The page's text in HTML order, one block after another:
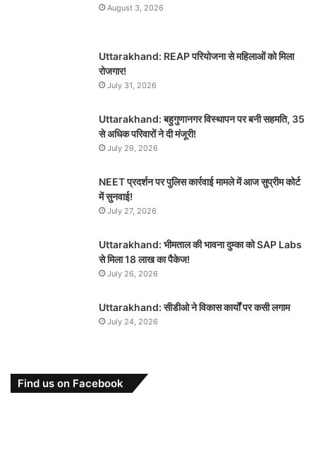
August 3, 2026
Uttarakhand: REAP परियोजना से महिलाओं को मिला
रोजगार!
July 31, 2026
Uttarakhand: बहुगुणानगर विस्थापन पर बनी सहमति, 35
से अधिक परिवारों ने दी मंजूरी!
July 29, 2026
NEET प्रदर्शन पर पुलिस कार्रवाई मामले में आज सुप्रीम कोर्ट
में सुनवाई!
July 27, 2026
Uttarakhand: भीमताल की भावना दुम्का को SAP Labs
से मिला 18 लाख का पैकेज!
July 26, 2026
Uttarakhand: सीडीओ ने विकास कार्यों पर कसी लगाम
July 24, 2026
Find us on Facebook